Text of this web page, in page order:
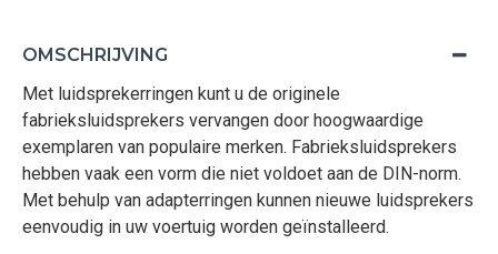
OMSCHRIJVING
Met luidsprekerringen kunt u de originele
fabrieksluidsprekers vervangen door hoogwaardige
exemplaren van populaire merken. Fabrieksluidsprekers
hebben vaak een vorm die niet voldoet aan de DIN-norm.
Met behulp van adapterringen kunnen nieuwe luidsprekers
eenvoudig in uw voertuig worden geïnstalleerd.